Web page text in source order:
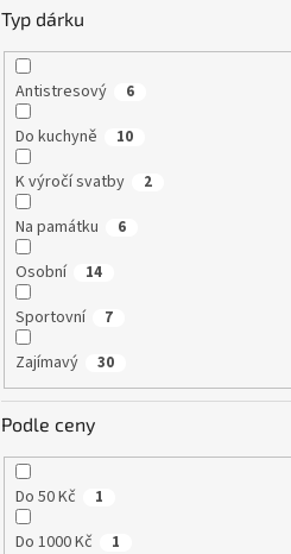
Typ dárku
Antistresový 6
Do kuchyně 10
K výročí svatby 2
Na památku 6
Osobní 14
Sportovní 7
Zajímavý 30
Podle ceny
Do 50 Kč 1
Do 1000 Kč 1